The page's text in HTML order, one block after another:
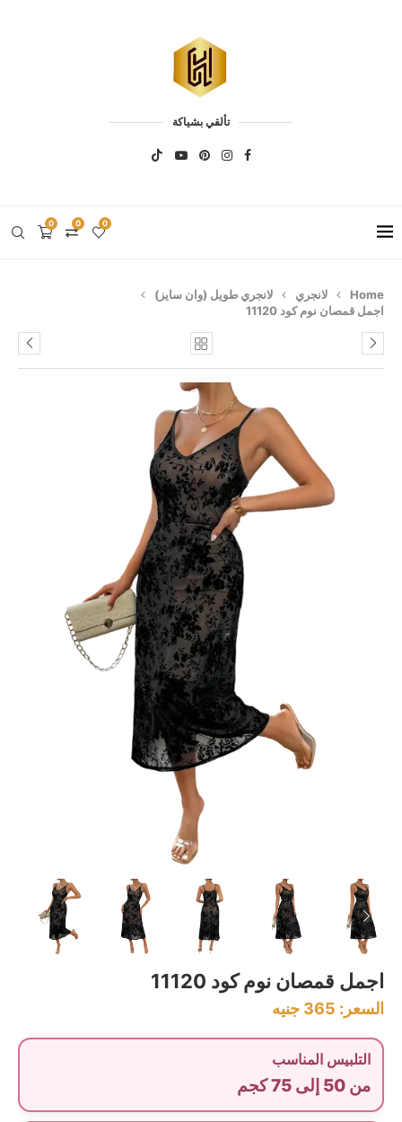
تألقي بشياكة
0 0 0
Home لانجري
لانجري طويل (وان سايز)
اجمل قمصان نوم كود 11120
اجمل قمصان نوم كود 11120
السعر: 365 جنيه
التلبيس المناسب
من 50 إلى 75 كجم